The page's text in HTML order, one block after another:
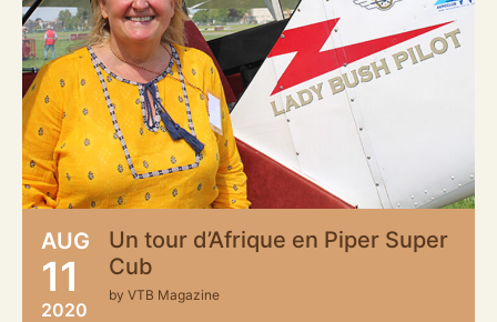
AUG
11
2020
Un tour d’Afrique en Piper Super
Cub
by VTB Magazine